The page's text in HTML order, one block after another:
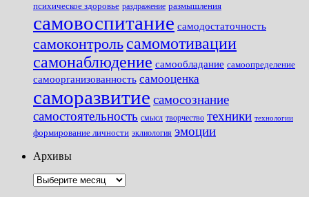
психическое здоровье раздражение размышления
самовоспитание самодостаточность
самоконтроль самомотивации
самонаблюдение самообладание самоопределение
самоорганизованность самооценка
саморазвитие самосознание
самостоятельность смысл творчество техники технологии
формирование личности эклиология эмоции
Архивы
Архивы